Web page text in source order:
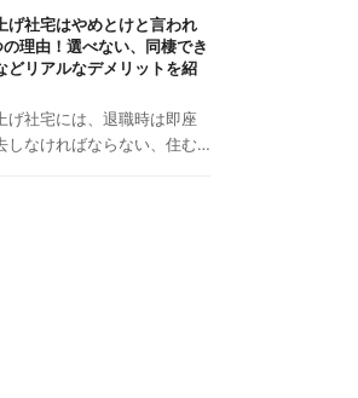
げ社宅はやめとけと言われ
理由！選べない、同棲でき
どリアルなデメリットを紹
げ社宅には、退職時は即座
しなければならない、住む…